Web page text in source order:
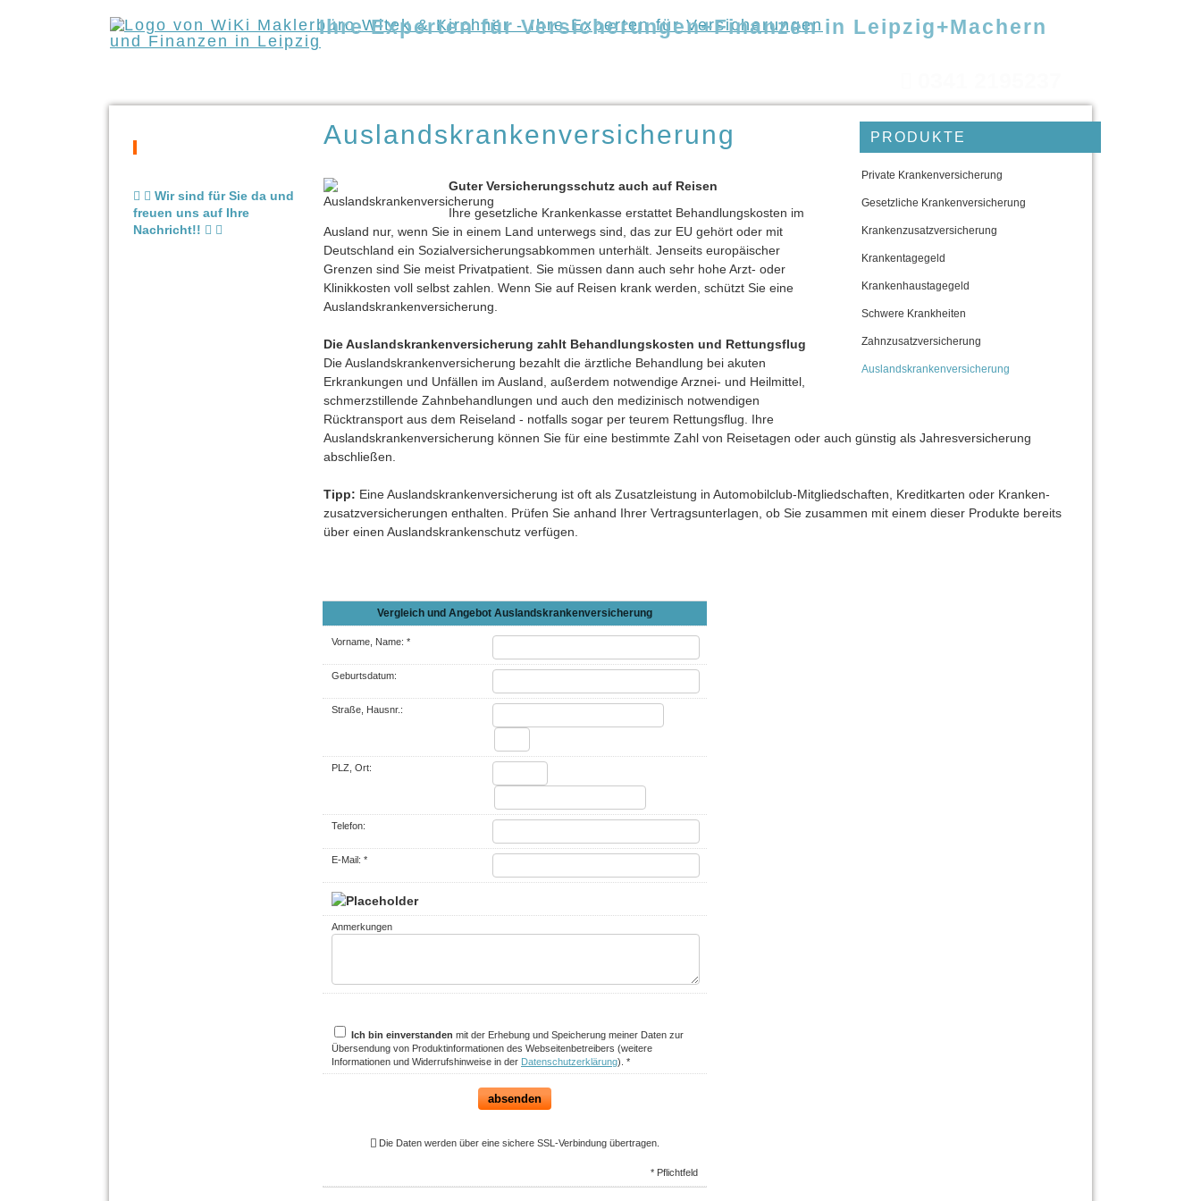
Ihre Experten für Versicherungen+Finanzen in Leipzig+Machern
Wir sind für Sie da und
freuen uns auf Ihre
Nachricht!!
PRODUKTE
Private Kranken­ver­si­che­rung
Gesetzliche Kranken­ver­si­che­rung
Kranken­zusatz­ver­si­che­rung
Krankentagegeld
Krankenhaustagegeld
Schwe­re Krank­hei­ten
Zahn­zu­satz­ver­si­che­rung
Auslandskrankenversicherung
Auslandskrankenversicherung
Guter Versicherungsschutz auch auf Reisen
Ihre gesetzliche Krankenkasse erstattet Behandlungskosten im
Ausland nur, wenn Sie in einem Land unterwegs sind, das zur EU gehört oder mit
Deutschland ein Sozialversicherungsabkommen unterhält. Jenseits europäischer
Grenzen sind Sie meist Privatpatient. Sie müssen dann auch sehr hohe Arzt- oder
Klinikkosten voll selbst zahlen. Wenn Sie auf Reisen krank werden, schützt Sie eine
Auslandskrankenversicherung.
Die Auslandskrankenversicherung zahlt Behandlungskosten und Rettungsflug
Die Auslandskrankenversicherung bezahlt die ärztliche Behandlung bei akuten
Erkrankungen und Unfällen im Ausland, außerdem notwendige Arznei- und Heilmittel,
schmerzstillende Zahnbehandlungen und auch den medizinisch notwendigen
Rücktransport aus dem Reiseland - notfalls sogar per teurem Rettungsflug. Ihre
Auslandskrankenversicherung können Sie für eine bestimmte Zahl von Reisetagen oder auch günstig als Jahresversicherung
abschließen.
Tipp: Eine Auslandskrankenversicherung ist oft als Zusatzleistung in Automobilclub-Mitgliedschaften, Kredit­karten oder Kranken­
zusatz­ver­si­che­rungen enthalten. Prüfen Sie anhand Ihrer Vertragsunterlagen, ob Sie zusammen mit einem dieser Produkte bereits
über einen Auslandskrankenschutz verfügen.
Vergleich und Angebot Auslandskrankenversicherung
Vorname, Name: *
Geburts­datum:
Straße, Hausnr.:
PLZ, Ort:
Telefon:
E-Mail: *
Anmerkungen
Ich bin einverstanden mit der Erhebung und Speicherung meiner Daten zur
Übersendung von Produktinformationen des Webseitenbetreibers (weitere
Informationen und Widerrufshinweise in der Datenschutzerklärung). *
absenden
Die Daten werden über eine sichere SSL-Verbindung übertragen.
* Pflichtfeld